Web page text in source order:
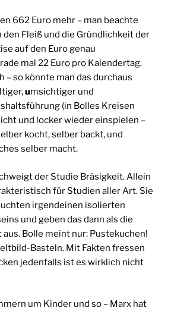
662 Euro mehr – man beachte
den Fleiß und die Gründlichkeit der
auf den Euro genau
mal 22 Euro pro Kalendertag.
– so könnte man das durchaus
umsichtiger und
(in Bolles Kreisen
und locker wieder einspielen –
kocht, selber backt, und
selber macht.
der Studie Bräsigkeit. Allein
für Studien aller Art. Sie
irgendeinen isolierten
und geben das dann als die
Bolle meint nur: Pustekuchen!
Basteln. Mit Fakten fressen
jedenfalls ist es wirklich nicht
um Kinder und so – Marx hat